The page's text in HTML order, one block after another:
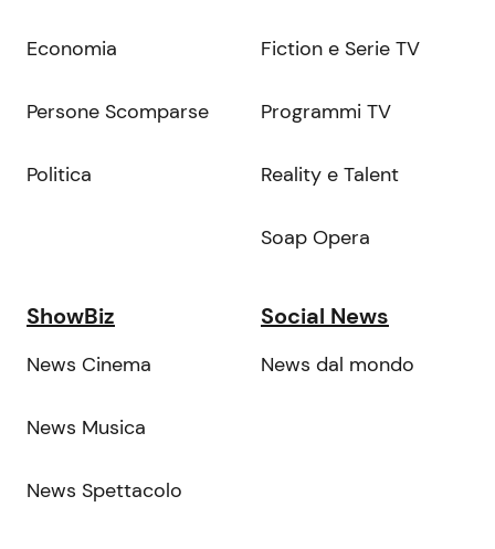
Economia
Persone Scomparse
Politica
Fiction e Serie TV
Programmi TV
Reality e Talent
Soap Opera
ShowBiz
News Cinema
News Musica
News Spettacolo
Social News
News dal mondo